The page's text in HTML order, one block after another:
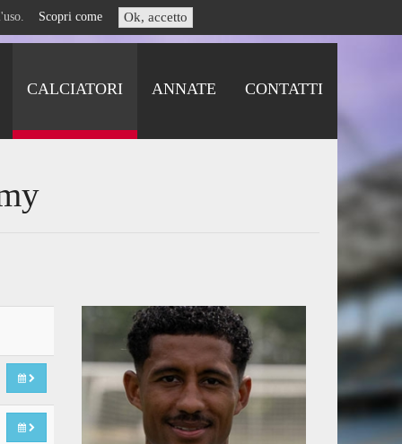
l'uso. Scopri come Ok, accetto
CALCIATORI ANNATE CONTATTI